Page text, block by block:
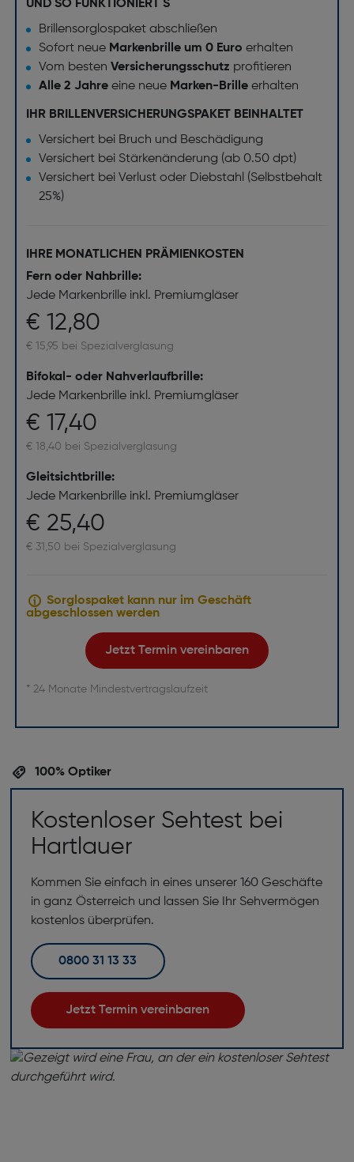
UND SO FUNKTIONIERT`S
Brillensorglospaket abschließen
Sofort neue Markenbrille um 0 Euro erhalten
Vom besten Versicherungsschutz profitieren
Alle 2 Jahreeine neue Marken-Brille erhalten
IHR BRILLENVERSICHERUNGSPAKET BEINHALTET
Versichert bei Bruch und Beschädigung
Versichert bei Stärkenänderung (ab 0.50 dpt)
Versichert bei Verlust oder Diebstahl (Selbstbehalt
25%)
IHRE MONATLICHEN PRÄMIENKOSTEN
Fern oder Nahbrille:
Jede Markenbrille inkl. Premiumgläser
€ 12,80
€ 15,95 bei Spezialverglasung
Bifokal- oder Nahverlaufbrille:
Jede Markenbrille inkl. Premiumgläser
€ 17,40
€ 18,40 bei Spezialverglasung
Gleitsichtbrille:
Jede Markenbrille inkl. Premiumgläser
€ 25,40
€ 31,50 bei Spezialverglasung
Sorglospaket kann nur im Geschäft
abgeschlossen werden
Jetzt Termin vereinbaren
* 24 Monate Mindestvertragslaufzeit
100% Optiker
Kostenloser Sehtest bei
Hartlauer
Kommen Sie einfach in eines unserer 160 Geschäfte
in ganz Österreich und lassen Sie Ihr Sehvermögen
kostenlos überprüfen.
0800 31 13 33
Jetzt Termin vereinbaren